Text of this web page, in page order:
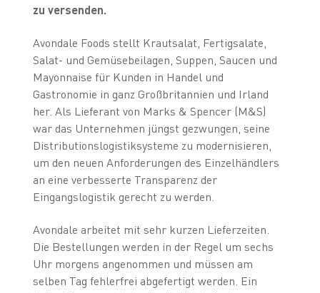
zu versenden.
Avondale Foods stellt Krautsalat, Fertigsalate,
Salat- und Gemüsebeilagen, Suppen, Saucen und
Mayonnaise für Kunden in Handel und
Gastronomie in ganz Großbritannien und Irland
her. Als Lieferant von Marks & Spencer (M&S)
war das Unternehmen jüngst gezwungen, seine
Distributionslogistiksysteme zu modernisieren,
um den neuen Anforderungen des Einzelhändlers
an eine verbesserte Transparenz der
Eingangslogistik gerecht zu werden.
Avondale arbeitet mit sehr kurzen Lieferzeiten.
Die Bestellungen werden in der Regel um sechs
Uhr morgens angenommen und müssen am
selben Tag fehlerfrei abgefertigt werden. Ein